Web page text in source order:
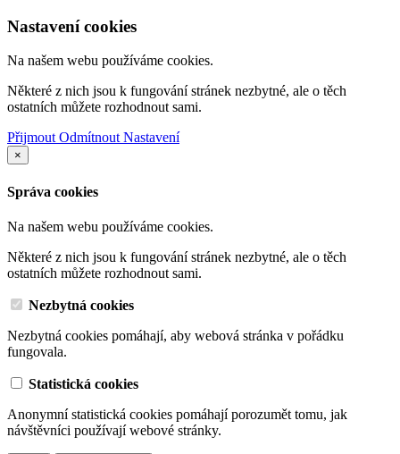
Nastavení cookies
Na našem webu používáme cookies.
Některé z nich jsou k fungování stránek nezbytné, ale o těch
ostatních můžete rozhodnout sami.
PřijmoutOdmítnoutNastavení
×
Správa cookies
Na našem webu používáme cookies.
Některé z nich jsou k fungování stránek nezbytné, ale o těch
ostatních můžete rozhodnout sami.
Nezbytná cookies
Nezbytná cookies pomáhají, aby webová stránka v pořádku
fungovala.
Statistická cookies
Anonymní statistická cookies pomáhají porozumět tomu, jak
návštěvníci používají webové stránky.